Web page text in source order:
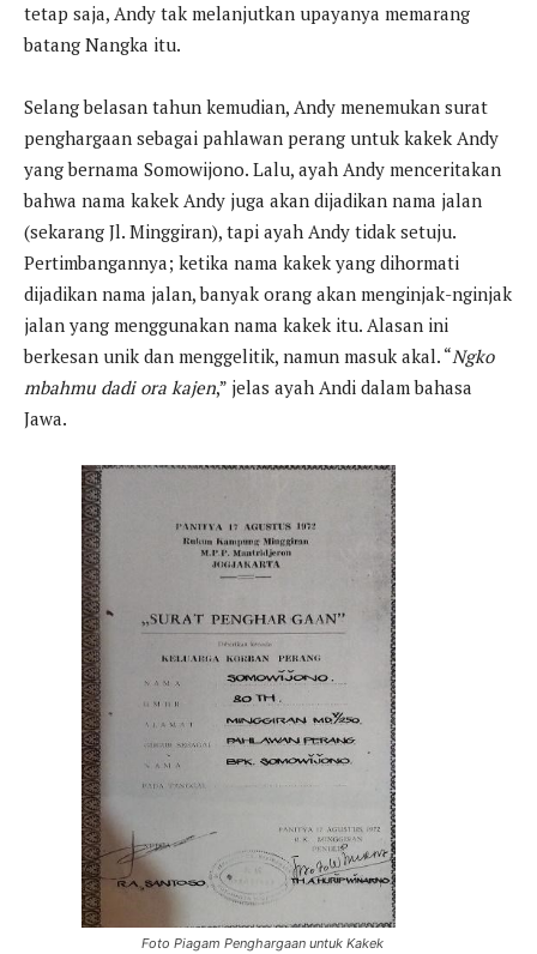
tetap saja, Andy tak melanjutkan upayanya memarang
batang Nangka itu.
Selang belasan tahun kemudian, Andy menemukan surat
penghargaan sebagai pahlawan perang untuk kakek Andy
yang bernama Somowijono. Lalu, ayah Andy menceritakan
bahwa nama kakek Andy juga akan dijadikan nama jalan
(sekarang Jl. Minggiran), tapi ayah Andy tidak setuju.
Pertimbangannya; ketika nama kakek yang dihormati
dijadikan nama jalan, banyak orang akan menginjak-nginjak
jalan yang menggunakan nama kakek itu. Alasan ini
berkesan unik dan menggelitik, namun masuk akal. “Ngko
mbahmu dadi ora kajen,” jelas ayah Andi dalam bahasa
Jawa.
Foto Piagam Penghargaan untuk Kakek